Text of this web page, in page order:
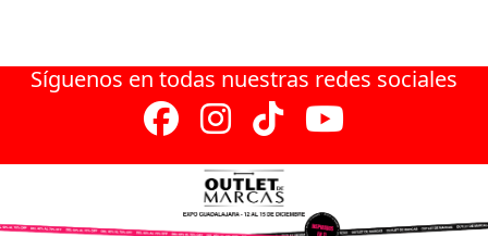
Síguenos en todas nuestras redes sociales